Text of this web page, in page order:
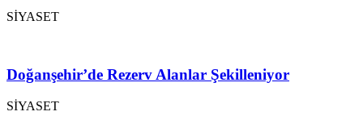
SİYASET
Doğanşehir’de Rezerv Alanlar Şekilleniyor
SİYASET